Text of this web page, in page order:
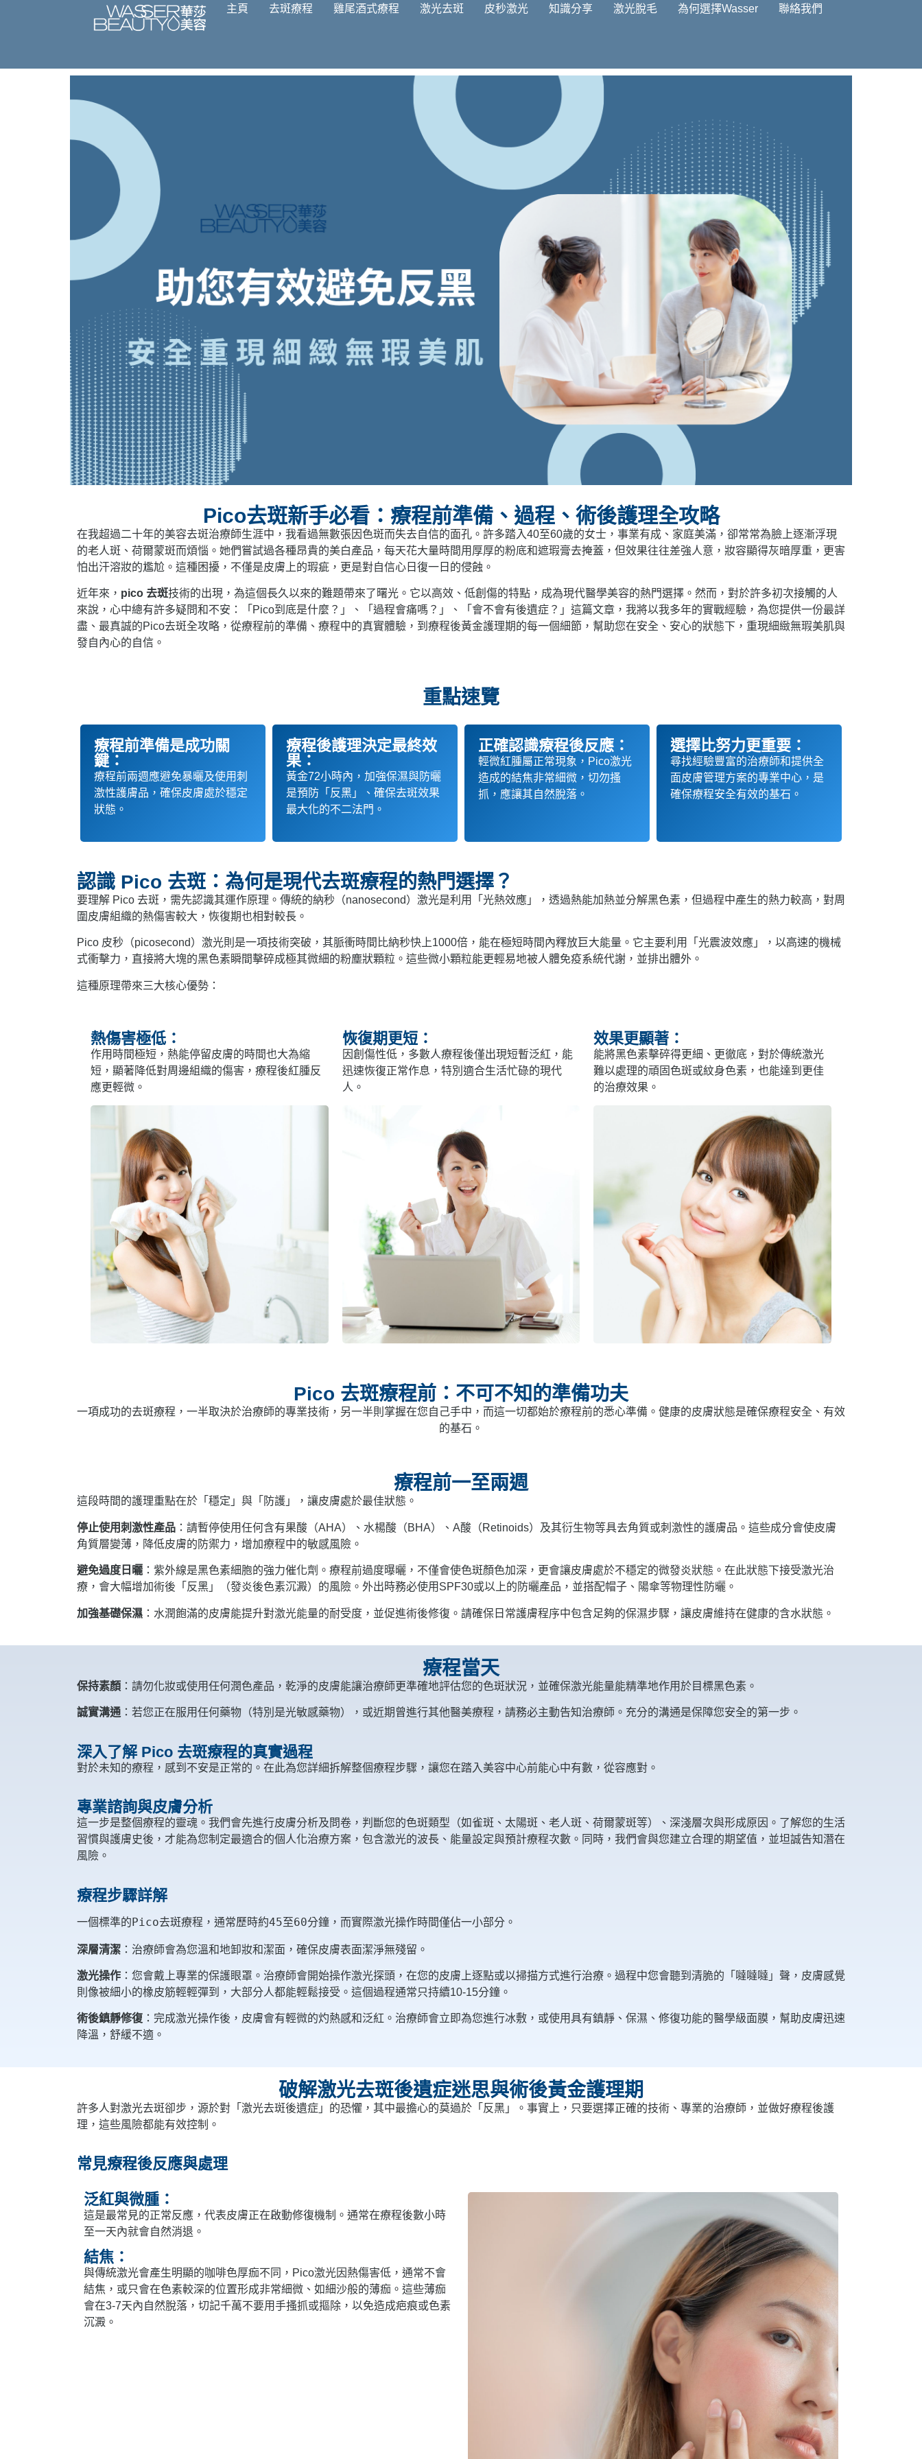
主頁 去斑療程 雞尾酒式療程 激光去斑 皮秒激光 知識分享 激光脫毛 為何選擇Wasser 聯絡我們
Pico去斑新手必看：療程前準備、過程、術後護理全攻略
在我超過二十年的美容去斑治療師生涯中，我看過無數張因色斑而失去自信的面孔。許多踏入40至60歲的女士，事業有成、家庭美滿，卻常常為臉上逐漸浮現
的老人斑、荷爾蒙斑而煩惱。她們嘗試過各種昂貴的美白產品，每天花大量時間用厚厚的粉底和遮瑕膏去掩蓋，但效果往往差強人意，妝容顯得灰暗厚重，更害
怕出汗溶妝的尷尬。這種困擾，不僅是皮膚上的瑕疵，更是對自信心日復一日的侵蝕。
近年來， pico 去斑技術的出現，為這個長久以來的難題帶來了曙光。它以高效、低創傷的特點，成為現代醫學美容的熱門選擇。然而，對於許多初次接觸的人
來說，心中總有許多疑問和不安：「Pico到底是什麼？」、「過程會痛嗎？」、「會不會有後遺症？」這篇文章，我將以我多年的實戰經驗，為您提供一份最詳
盡、最真誠的Pico去斑全攻略，從療程前的準備、療程中的真實體驗，到療程後黃金護理期的每一個細節，幫助您在安全、安心的狀態下，重現細緻無瑕美肌與
發自內心的自信。
重點速覽
療程前準備是成功關
鍵：
療程前兩週應避免暴曬及使用刺
激性護膚品，確保皮膚處於穩定
狀態。
療程後護理決定最終效
果：
黃金72小時內，加強保濕與防曬
是預防「反黑」、確保去斑效果
最大化的不二法門。
正確認識療程後反應：
輕微紅腫屬正常現象，Pico激光
造成的結焦非常細微，切勿搔
抓，應讓其自然脫落。
選擇比努力更重要：
尋找經驗豐富的治療師和提供全
面皮膚管理方案的專業中心，是
確保療程安全有效的基石。
認識 Pico 去斑：為何是現代去斑療程的熱門選擇？
要理解 Pico 去斑，需先認識其運作原理。傳統的納秒（nanosecond）激光是利用「光熱效應」，透過熱能加熱並分解黑色素，但過程中產生的熱力較高，對周
圍皮膚組織的熱傷害較大，恢復期也相對較長。
Pico 皮秒（picosecond）激光則是一項技術突破，其脈衝時間比納秒快上1000倍，能在極短時間內釋放巨大能量。它主要利用「光震波效應」，以高速的機械
式衝擊力，直接將大塊的黑色素瞬間擊碎成極其微細的粉塵狀顆粒。這些微小顆粒能更輕易地被人體免疫系統代謝，並排出體外。
這種原理帶來三大核心優勢：
熱傷害極低：
作用時間極短，熱能停留皮膚的時間也大為縮
短，顯著降低對周邊組織的傷害，療程後紅腫反
應更輕微。
恢復期更短：
因創傷性低，多數人療程後僅出現短暫泛紅，能
迅速恢復正常作息，特別適合生活忙碌的現代
人。
效果更顯著：
能將黑色素擊碎得更細、更徹底，對於傳統激光
難以處理的頑固色斑或紋身色素，也能達到更佳
的治療效果。
Pico 去斑療程前：不可不知的準備功夫
一項成功的去斑療程，一半取決於治療師的專業技術，另一半則掌握在您自己手中，而這一切都始於療程前的悉心準備。健康的皮膚狀態是確保療程安全、有效
的基石。
療程前一至兩週
這段時間的護理重點在於「穩定」與「防護」，讓皮膚處於最佳狀態。
停止使用刺激性產品 ：請暫停使用任何含有果酸（AHA）、水楊酸（BHA）、A酸（Retinoids）及其衍生物等具去角質或刺激性的護膚品。這些成分會使皮膚
角質層變薄，降低皮膚的防禦力，增加療程中的敏感風險。
避免過度日曬 ：紫外線是黑色素細胞的強力催化劑。療程前過度曝曬，不僅會使色斑顏色加深，更會讓皮膚處於不穩定的微發炎狀態。在此狀態下接受激光治
療，會大幅增加術後「反黑」（發炎後色素沉澱）的風險。外出時務必使用SPF30或以上的防曬產品，並搭配帽子、陽傘等物理性防曬。
加強基礎保濕 ：水潤飽滿的皮膚能提升對激光能量的耐受度，並促進術後修復。請確保日常護膚程序中包含足夠的保濕步驟，讓皮膚維持在健康的含水狀態。
深入了解 Pico 去斑療程的真實過程
對於未知的療程，感到不安是正常的。在此為您詳細拆解整個療程步驟，讓您在踏入美容中心前能心中有數，從容應對。
專業諮詢與皮膚分析
這一步是整個療程的靈魂。我們會先進行皮膚分析及問卷，判斷您的色斑類型（如雀斑、太陽斑、老人斑、荷爾蒙斑等）、深淺層次與形成原因。了解您的生活
習慣與護膚史後，才能為您制定最適合的個人化治療方案，包含激光的波長、能量設定與預計療程次數。同時，我們會與您建立合理的期望值，並坦誠告知潛在
風險。
療程步驟詳解
一個標準的Pico去斑療程，通常歷時約45至60分鐘，而實際激光操作時間僅佔一小部分。
深層清潔 ：治療師會為您溫和地卸妝和潔面，確保皮膚表面潔淨無殘留。
激光操作 ：您會戴上專業的保護眼罩。治療師會開始操作激光探頭，在您的皮膚上逐點或以掃描方式進行治療。過程中您會聽到清脆的「噠噠噠」聲，皮膚感覺
則像被細小的橡皮筋輕輕彈到，大部分人都能輕鬆接受。這個過程通常只持續10-15分鐘。
術後鎮靜修復 ：完成激光操作後，皮膚會有輕微的灼熱感和泛紅。治療師會立即為您進行冰敷，或使用具有鎮靜、保濕、修復功能的醫學級面膜，幫助皮膚迅速
降溫，舒緩不適。
療程當天
保持素顏 ：請勿化妝或使用任何潤色產品，乾淨的皮膚能讓治療師更準確地評估您的色斑狀況，並確保激光能量能精準地作用於目標黑色素。
誠實溝通 ：若您正在服用任何藥物（特別是光敏感藥物），或近期曾進行其他醫美療程，請務必主動告知治療師。充分的溝通是保障您安全的第一步。
破解激光去斑後遺症迷思與術後黃金護理期
許多人對激光去斑卻步，源於對「激光去斑後遺症」的恐懼，其中最擔心的莫過於「反黑」。事實上，只要選擇正確的技術、專業的治療師，並做好療程後護
理，這些風險都能有效控制。
常見療程後反應與處理
泛紅與微腫：
這是最常見的正常反應，代表皮膚正在啟動修復機制。通常在療程後數小時
至一天內就會自然消退。
結焦：
與傳統激光會產生明顯的咖啡色厚痂不同，Pico激光因熱傷害低，通常不會
結焦，或只會在色素較深的位置形成非常細微、如細沙般的薄痂。這些薄痂
會在3-7天內自然脫落，切記千萬不要用手搔抓或摳除，以免造成疤痕或色素
沉澱。